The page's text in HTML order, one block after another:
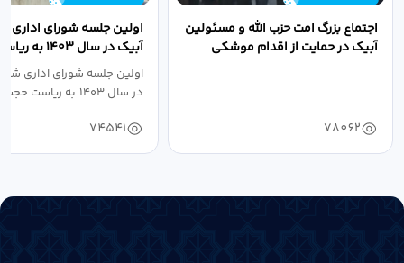
اجتماع بزرگ امت حزب الله و مسئولین
آبیک در حمایت از اقدام موشکی
78062
اولین جلسه شورای اداری
آبیک در سال
اله مددخانی...
اولین جلسه شورای اداری
در سال ۱۴۰۳ به ریاست حجت اله...
74541